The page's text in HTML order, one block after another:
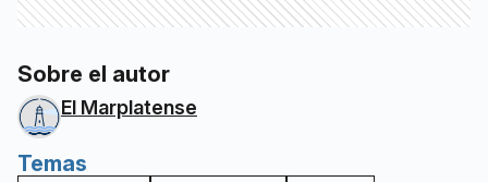
Sobre el autor
El Marplatense
Temas